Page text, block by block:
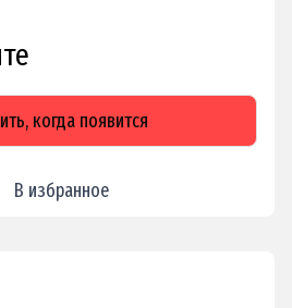
когда появится
В избранное